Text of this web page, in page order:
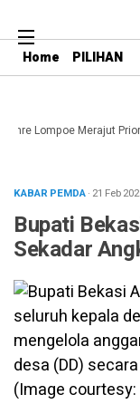
Home PILIHAN
Lompoe Merajut
KABAR PEMDA· 21 Feb
Bupati
Sekadar